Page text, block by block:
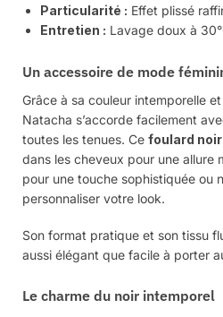
Particularité : Effet plissé
Entretien : Lavage doux à
Un accessoire de mode
Grâce à sa couleur intemporelle
Natacha s’accorde facilement
toutes les tenues. Ce foulard
dans les cheveux pour une allure
pour une touche sophistiquée ou
personnaliser votre look.
Son format pratique et son tissu
aussi élégant que facile à porter
Le charme du noir intemporel